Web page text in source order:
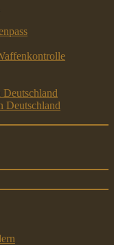
Deutschland